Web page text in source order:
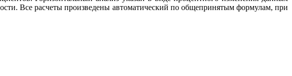
Все расчеты произведены автоматический по общепринятым формулам, при